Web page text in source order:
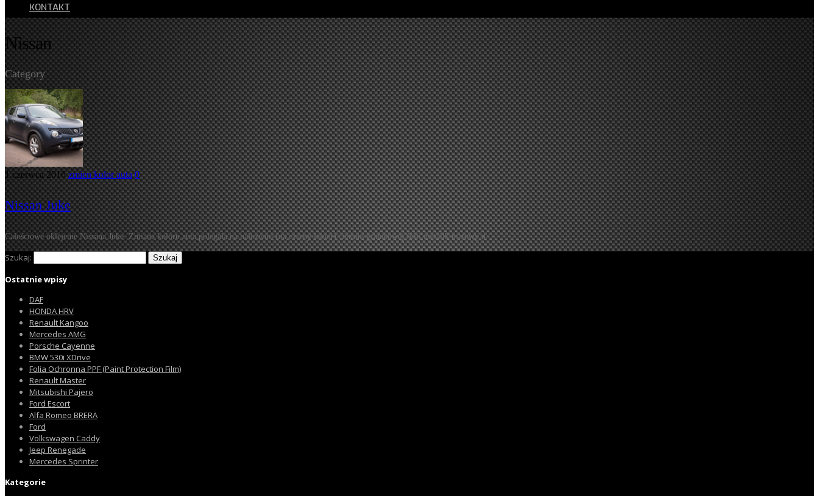
KONTAKT
Nissan
Category
1 czerwca 2016 zmien kolor auta 0
Nissan Juke
Całościowe oklejenie Nissana Juke. Zmiana koloru auta polegała na nałożeniu (na czarny lakier) ciemno granatowej folii metalik matowy n…
Szukaj:
Ostatnie wpisy
DAF
HONDA HRV
Renault Kangoo
Mercedes AMG
Porsche Cayenne
BMW 530i XDrive
Folia Ochronna PPF (Paint Protection Film)
Renault Master
Mitsubishi Pajero
Ford Escort
Alfa Romeo BRERA
Ford
Volkswagen Caddy
Jeep Renegade
Mercedes Sprinter
Kategorie